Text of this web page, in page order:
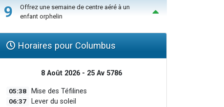
9
Offrez une semaine de centre aéré à un
enfant orphelin
Horaires pour Columbus
8 Août 2026 - 25 Av 5786
05:38 Mise des Téfilines
06:37 Lever du soleil